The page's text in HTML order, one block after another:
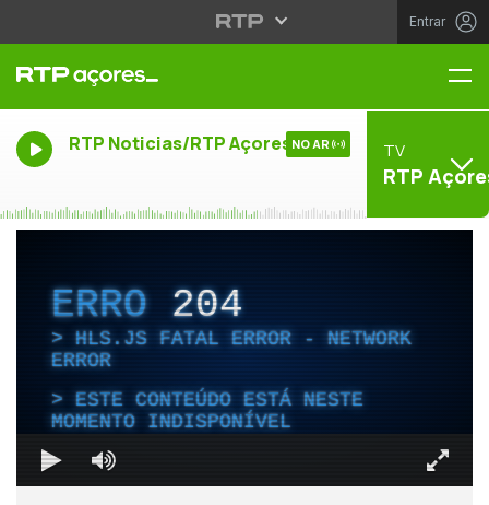
Entrar
RTP Noticias/RTP Açores NO AR TV
RTP
ERRO204
HLS.JS FATAL ERROR - NETWORK
ERROR
ESTE CONTEÚDO ESTÁ NESTE
MOMENTO INDISPONÍVEL